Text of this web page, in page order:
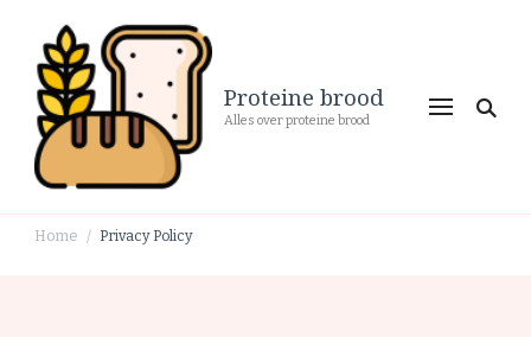
Proteine brood
Alles over proteine brood
Home / Privacy Policy